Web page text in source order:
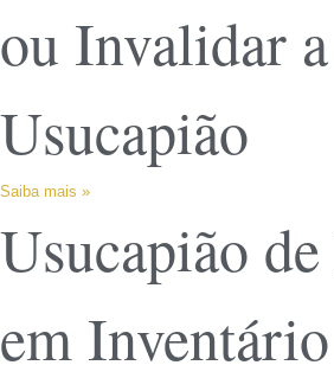
ou Invalidar a
Usucapião
Saiba mais »
Usucapião
em